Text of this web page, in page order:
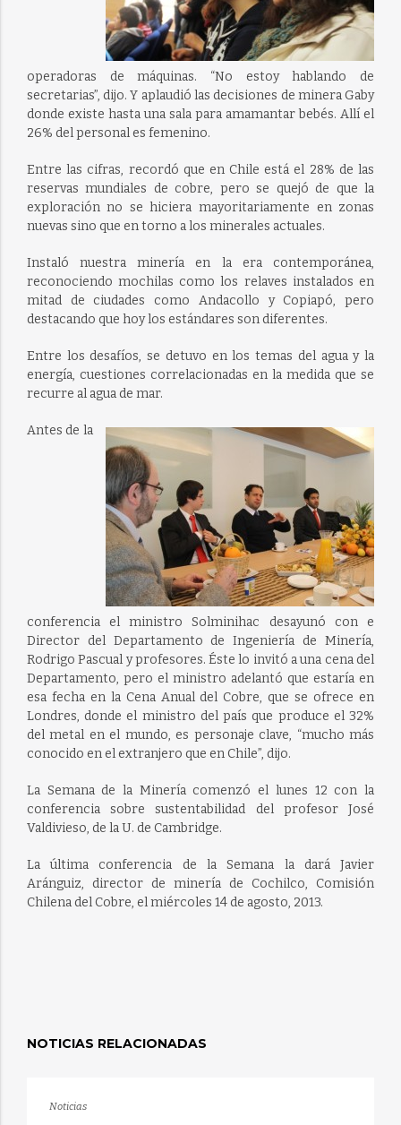
operadoras de máquinas. “No estoy hablando de
secretarias”, dijo. Y aplaudió las decisiones de minera Gaby
donde existe hasta una sala para amamantar bebés. Allí el
26% del personal es femenino.
Entre las cifras, recordó que en Chile está el 28% de las
reservas mundiales de cobre, pero se quejó de que la
exploración no se hiciera mayoritariamente en zonas
nuevas sino que en torno a los minerales actuales.
Instaló nuestra minería en la era contemporánea,
reconociendo mochilas como los relaves instalados en
mitad de ciudades como Andacollo y Copiapó, pero
destacando que hoy los estándares son diferentes.
Entre los desafíos, se detuvo en los temas del agua y la
energía, cuestiones correlacionadas en la medida que se
recurre al agua de mar.
Antes de la
conferencia el ministro Solminihac desayunó con e
Director del Departamento de Ingeniería de Minería,
Rodrigo Pascual y profesores. Éste lo invitó a una cena del
Departamento, pero el ministro adelantó que estaría en
esa fecha en la Cena Anual del Cobre, que se ofrece en
Londres, donde el ministro del país que produce el 32%
del metal en el mundo, es personaje clave, “mucho más
conocido en el extranjero que en Chile”, dijo.
La Semana de la Minería comenzó el lunes 12 con la
conferencia sobre sustentabilidad del profesor José
Valdivieso, de la U. de Cambridge.
La última conferencia de la Semana la dará Javier
Aránguiz, director de minería de Cochilco, Comisión
Chilena del Cobre, el miércoles 14 de agosto, 2013.
NOTICIAS RELACIONADAS
Noticias